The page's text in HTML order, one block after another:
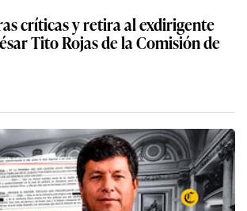
críticas y retira al exdirigente
Tito Rojas de la Comisión de